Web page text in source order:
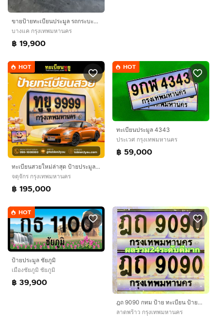
ขายป้ายทะเบียนประมูล รถกระบะกระบะ 2ฒฮ8822 กรุงเทพ
บางแค กรุงเทพมหานคร
฿ 19,900
HOT
ทะเบียนสวยใหม่ล่าสุด ป้ายประมูล 4ขข 🎉
จตุจักร กรุงเทพมหานคร
฿ 195,000
HOT
ทะเบียนประมูล 4343
ประเวศ กรุงเทพมหานคร
฿ 59,000
HOT
ป้ายประมูล ชัยภูมิ
เมืองชัยภูมิ ชัยภูมิ
฿ 39,900
ฎถ 9090 กทม ป้าย ทะเบียน ป้ายประมูล
ลาดพร้าว กรุงเทพมหานคร